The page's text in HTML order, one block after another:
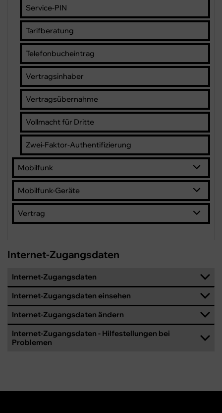
Service-PIN
Tarifberatung
Telefonbucheintrag
Vertragsinhaber
Vertragsübernahme
Vollmacht für Dritte
Zwei-Faktor-Authentifizierung
Mobilfunk
Mobilfunk-Geräte
Vertrag
Internet-Zugangsdaten
Internet-Zugangsdaten
Internet-Zugangsdaten einsehen
Internet-Zugangsdaten ändern
Internet-Zugangsdaten - Hilfestellungen bei
Problemen